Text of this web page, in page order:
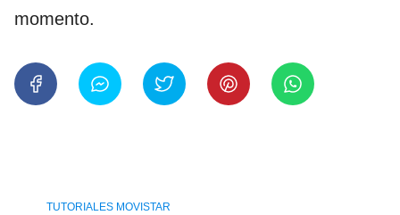
momento.
TUTORIALES MOVISTAR